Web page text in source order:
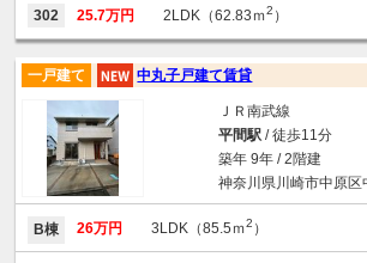
302 25.7万円 2LDK（62.83ｍ2 ）
一戸建て 中丸子戸建て賃貸
ＪＲ南武線
平間駅/ 徒歩11分
築年 9年 / 2階建
神奈川県川崎市中原区
B棟 26万円 3LDK（85.5ｍ2 ）